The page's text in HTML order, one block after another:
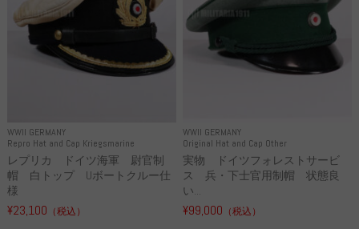
WWII GERMANY
Repro Hat and Cap Kriegsmarine
レプリカ ドイツ海軍 尉官制
帽 白トップ Uボートクルー仕
様
¥23,100 （税込）
WWII GERMANY
Original Hat and Cap Other
実物 ドイツフォレストサービ
ス 兵・下士官用制帽 状態良
い...
¥99,000 （税込）